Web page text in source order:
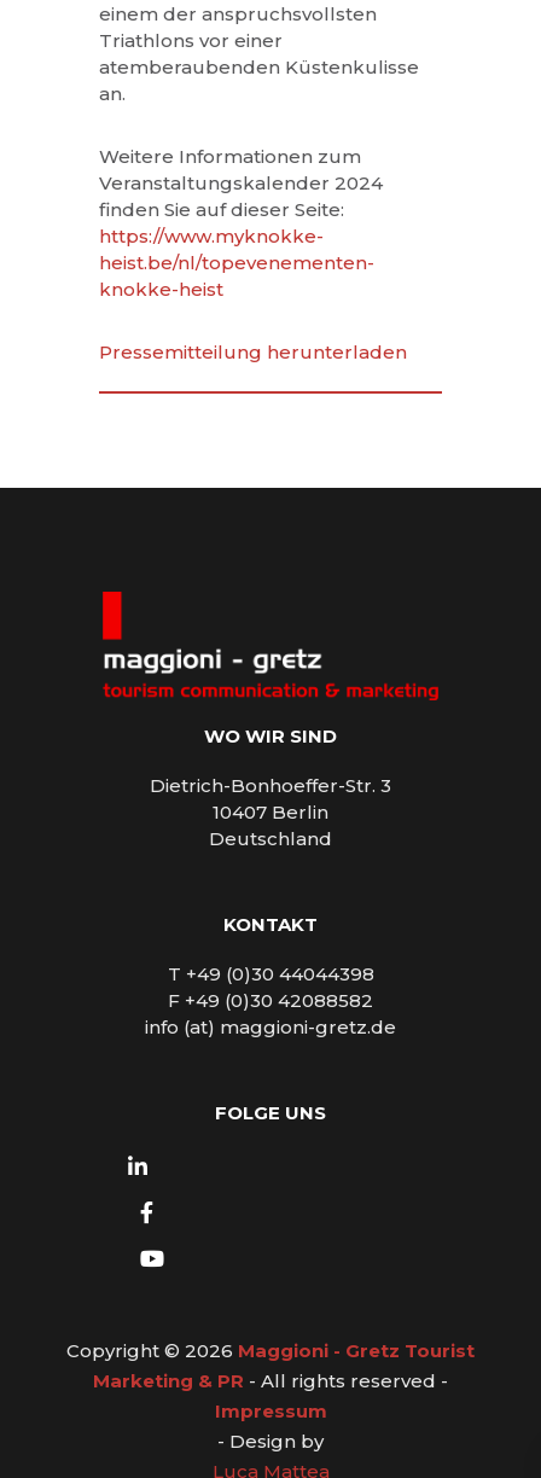
einem der anspruchsvollsten
Triathlons vor einer
atemberaubenden Küstenkulisse
an.
Weitere Informationen zum
Veranstaltungskalender 2024
finden Sie auf dieser Seite:
https://www.myknokke-
heist.be/nl/topevenementen-
knokke-heist
Pressemitteilung herunterladen
WO WIR SIND
Dietrich-Bonhoeffer-Str. 3
10407 Berlin
Deutschland
KONTAKT
T +49 (0)30 44044398
F +49 (0)30 42088582
info (at) maggioni-gretz.de
FOLGE UNS
Copyright © 2026 Maggioni - Gretz Tourist
Marketing & PR - All rights reserved -
Impressum
- Design by
Luca Mattea